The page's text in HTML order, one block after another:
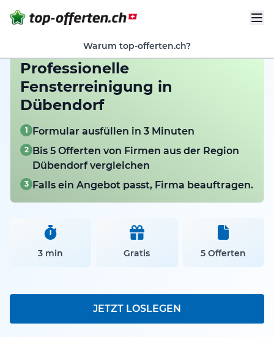
Warum top-offerten.ch?
Professionelle
Fensterreinigung in
Dübendorf
1 Formular ausfüllen in 3 Minuten
2 Bis 5 Offerten von Firmen aus der Region
Dübendorf vergleichen
3 Falls ein Angebot passt, Firma beauftragen.
3 min Gratis 5 Offerten
JETZT LOSLEGEN